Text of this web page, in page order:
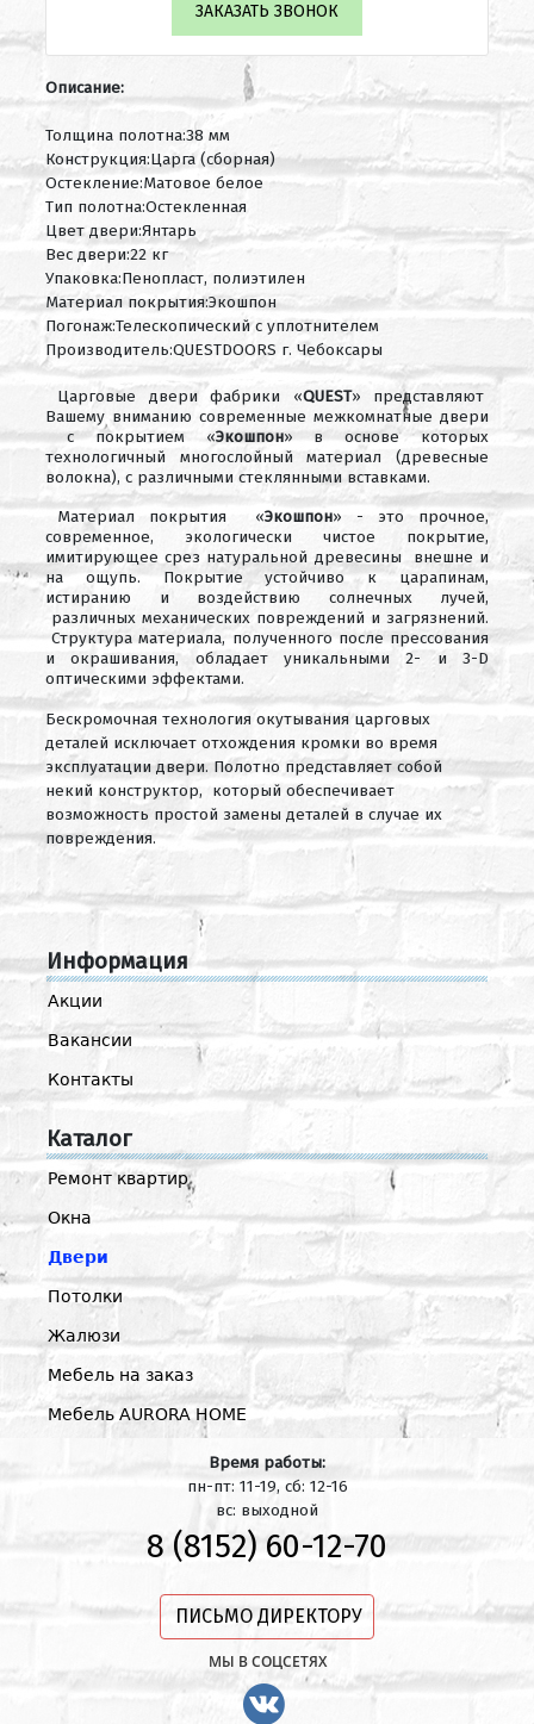
ЗАКАЗАТЬ ЗВОНОК
Описание:
Толщина полотна:38 мм
Конструкция:Царга (сборная)
Остекление:Матовое белое
Тип полотна:Остекленная
Цвет двери:Янтарь
Вес двери:22 кг
Упаковка:Пенопласт, полиэтилен
Материал покрытия:Экошпон
Погонаж:Телескопический с уплотнителем
Производитель:QUESTDOORS г. Чебоксары
Царговые двери фабрики «QUEST» представляют
Вашему вниманию современные межкомнатные двери
с покрытием «Экошпон» в основе которых
технологичный многослойный материал (древесные
волокна), с различными стеклянными вставками.
Материал покрытия «Экошпон» - это прочное,
современное, экологически чистое покрытие,
имитирующее срез натуральной древесины внешне и
на ощупь. Покрытие устойчиво к царапинам,
истиранию и воздействию солнечных лучей,
различных механических повреждений и загрязнений.
Структура материала, полученного после прессования
и окрашивания, обладает уникальными 2- и 3-D
оптическими эффектами.
Бескромочная технология окутывания царговых
деталей исключает отхождения кромки во время
эксплуатации двери. Полотно представляет собой
некий конструктор, который обеспечивает
возможность простой замены деталей в случае их
повреждения.
Информация
Акции
Вакансии
Контакты
Каталог
Ремонт квартир
Окна
Двери
Потолки
Жалюзи
Мебель на заказ
Мебель AURORA HOME
Время работы:
пн-пт: 11-19, сб: 12-16
вс: выходной
8 (8152) 60-12-70
ПИСЬМО ДИРЕКТОРУ
МЫ В СОЦСЕТЯХ